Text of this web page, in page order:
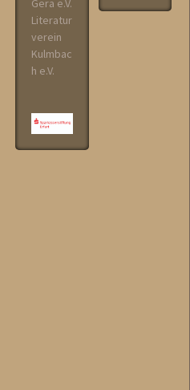
Gera e.V.
Literatur
verein
Kulmbac
h e.V.